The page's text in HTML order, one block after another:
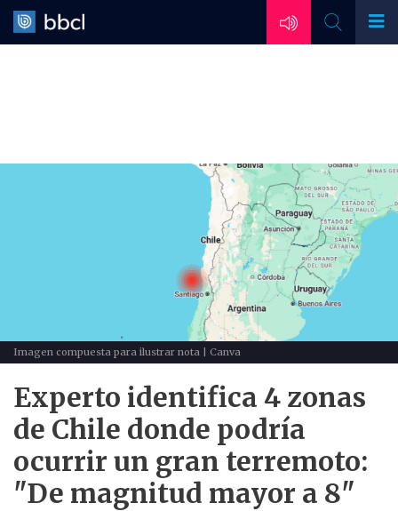
Imagen compuesta para ilustrar nota | Canva
Experto identifica 4 zonas
de Chile donde podría
ocurrir un gran terremoto:
"De magnitud mayor a 8"